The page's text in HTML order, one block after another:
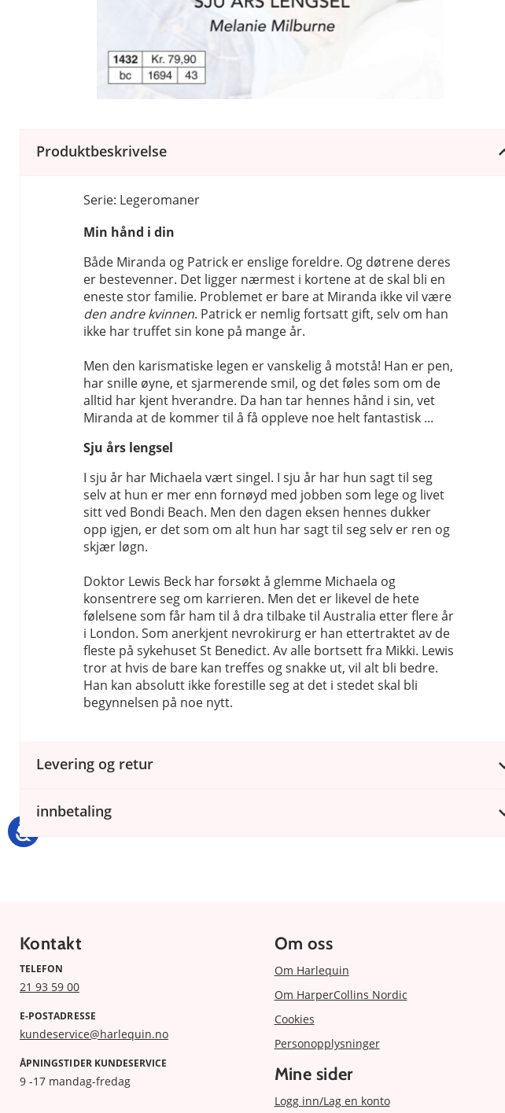
Produktbeskrivelse
Serie: Legeromaner
Min hånd i din
Både Miranda og Patrick er enslige foreldre. Og døtrene deres
er bestevenner. Det ligger nærmest i kortene at de skal bli en
eneste stor familie. Problemet er bare at Miranda ikke vil være
den andre kvinnen. Patrick er nemlig fortsatt gift, selv om han
ikke har truffet sin kone på mange år.
Men den karismatiske legen er vanskelig å motstå! Han er pen,
har snille øyne, et sjarmerende smil, og det føles som om de
alltid har kjent hverandre. Da han tar hennes hånd i sin, vet
Miranda at de kommer til å få oppleve noe helt fantastisk ...
Sju års lengsel
I sju år har Michaela vært singel. I sju år har hun sagt til seg
selv at hun er mer enn fornøyd med jobben som lege og livet
sitt ved Bondi Beach. Men den dagen eksen hennes dukker
opp igjen, er det som om alt hun har sagt til seg selv er ren og
skjær løgn.
Doktor Lewis Beck har forsøkt å glemme Michaela og
konsentrere seg om karrieren. Men det er likevel de hete
følelsene som får ham til å dra tilbake til Australia etter flere år
i London. Som anerkjent nevrokirurg er han ettertraktet av de
fleste på sykehuset St Benedict. Av alle bortsett fra Mikki. Lewis
tror at hvis de bare kan treffes og snakke ut, vil alt bli bedre.
Han kan absolutt ikke forestille seg at det i stedet skal bli
begynnelsen på noe nytt.
Levering og retur
innbetaling
Kontakt
TELEFON
21 93 59 00
E-POSTADRESSE
kundeservice@harlequin.no
ÅPNINGSTIDER KUNDESERVICE
9 -17 mandag-fredag
Om oss
Om Harlequin
Om HarperCollins Nordic
Cookies
Personopplysninger
Mine sider
Logg inn/Lag en konto